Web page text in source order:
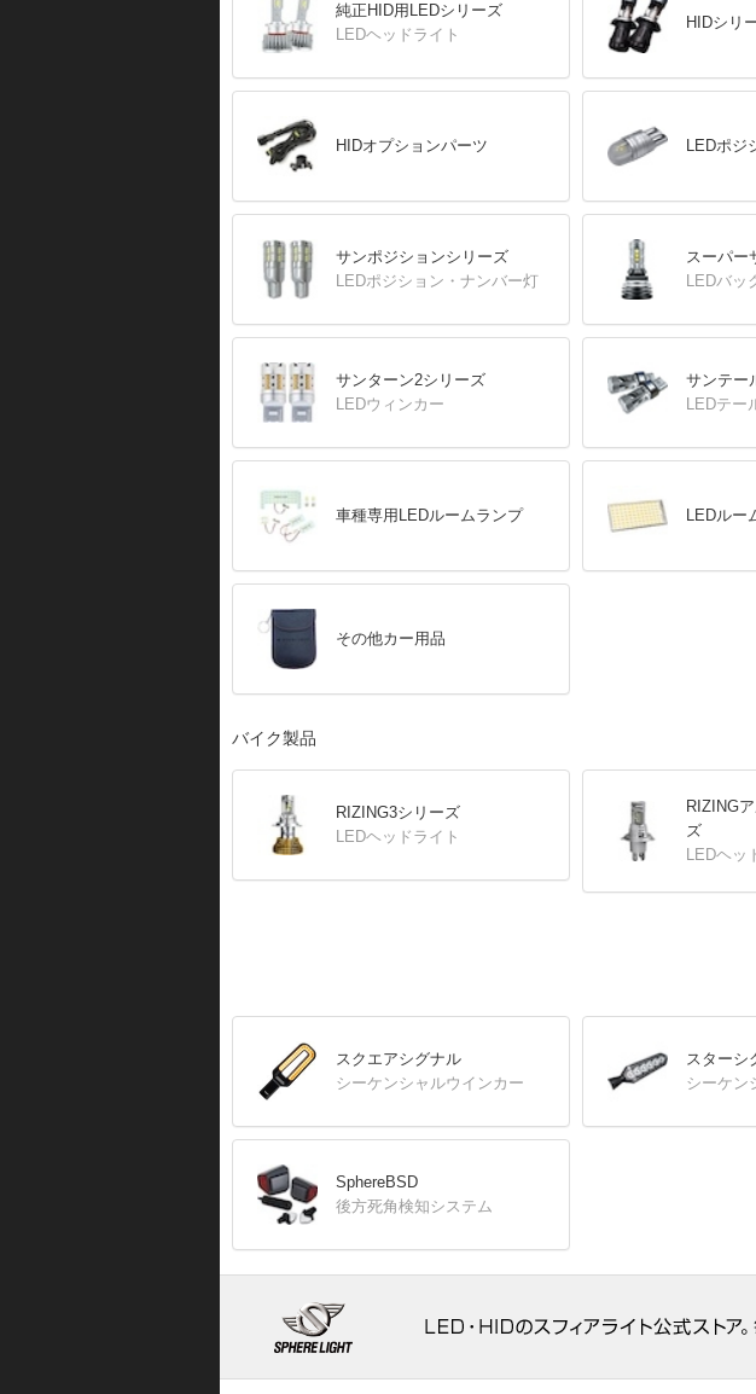
純正HID用LEDシリーズ
LEDヘッドライト
HIDシリ
HIDオプションパーツ LEDポジ
サンポジションシリーズ
LEDポジション・ナンバー灯
スーパー
LEDバッ
サンターン2シリーズ
LEDウィンカー
サンテー
LEDテー
車種専用LEDルームランプ LEDルー
その他カー用品
バイク製品
RIZING3シリーズ
LEDヘッドライト
RIZING
ズ
LEDヘッ
スクエアシグナル
シーケンシャルウインカー
スターシ
シーケン
SphereBSD
後方死角検知システム